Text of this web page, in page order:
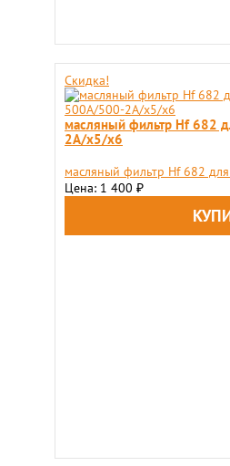
Скидка!
масляный фильтр Hf 682
2A/x5/x6
масляный фильтр Hf 682
Цена: 1 400 ₽